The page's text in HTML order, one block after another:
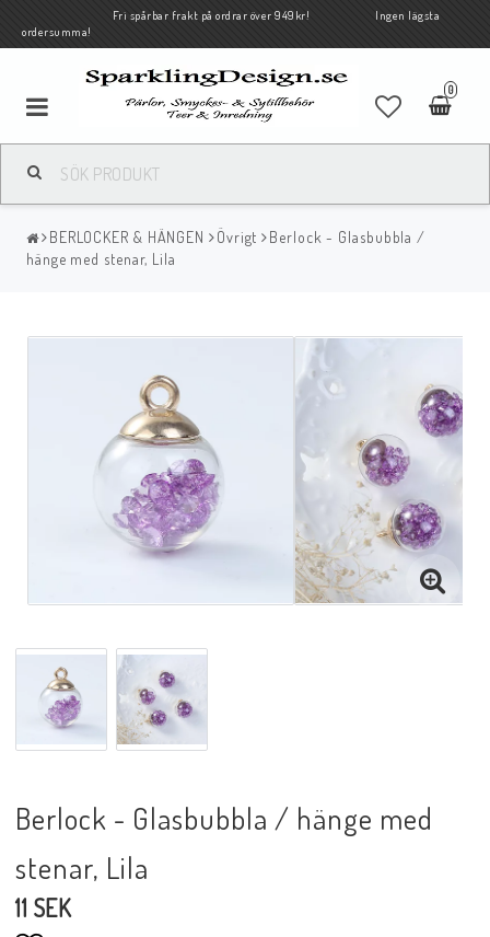
Fri spårbar frakt på ordrar över 949kr! Ingen lägsta
ordersumma!
0
BERLOCKER & HÄNGEN Övrigt
Berlock - Glasbubbla /
hänge med stenar, Lila
Berlock - Glasbubbla / hänge med
stenar, Lila
11 SEK